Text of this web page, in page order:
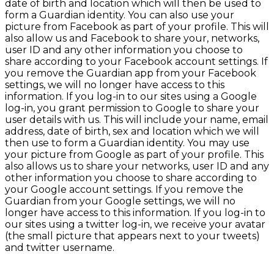
date of birth and location which will then be used to
form a Guardian identity. You can also use your
picture from Facebook as part of your profile. This will
also allow us and Facebook to share your, networks,
user ID and any other information you choose to
share according to your Facebook account settings. If
you remove the Guardian app from your Facebook
settings, we will no longer have access to this
information. If you log-in to our sites using a Google
log-in, you grant permission to Google to share your
user details with us. This will include your name, email
address, date of birth, sex and location which we will
then use to form a Guardian identity. You may use
your picture from Google as part of your profile. This
also allows us to share your networks, user ID and any
other information you choose to share according to
your Google account settings. If you remove the
Guardian from your Google settings, we will no
longer have access to this information. If you log-in to
our sites using a twitter log-in, we receive your avatar
(the small picture that appears next to your tweets)
and twitter username.